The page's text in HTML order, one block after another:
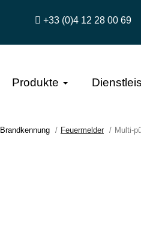
+33 (0)4 12 28 00 69
Produkte
Brandkennung Feuermelder Multi-